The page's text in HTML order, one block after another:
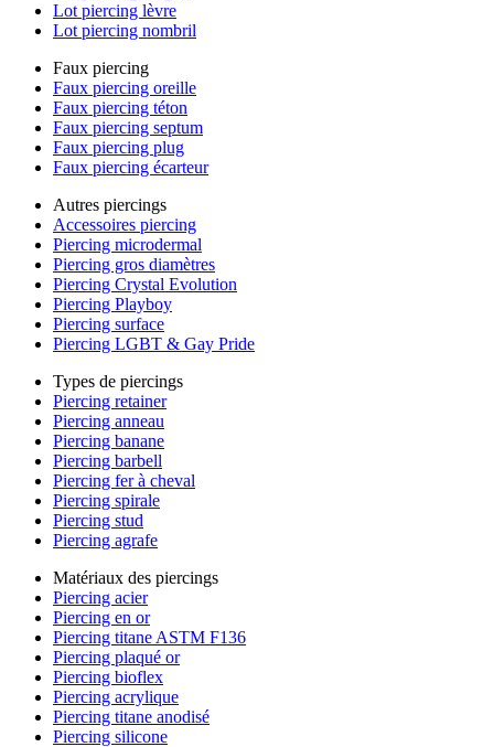
Lot piercing lèvre
Lot piercing nombril
Faux piercing
Faux piercing oreille
Faux piercing téton
Faux piercing septum
Faux piercing plug
Faux piercing écarteur
Autres piercings
Accessoires piercing
Piercing microdermal
Piercing gros diamètres
Piercing Crystal Evolution
Piercing Playboy
Piercing surface
Piercing LGBT & Gay Pride
Types de piercings
Piercing retainer
Piercing anneau
Piercing banane
Piercing barbell
Piercing fer à cheval
Piercing spirale
Piercing stud
Piercing agrafe
Matériaux des piercings
Piercing acier
Piercing en or
Piercing titane ASTM F136
Piercing plaqué or
Piercing bioflex
Piercing acrylique
Piercing titane anodisé
Piercing silicone